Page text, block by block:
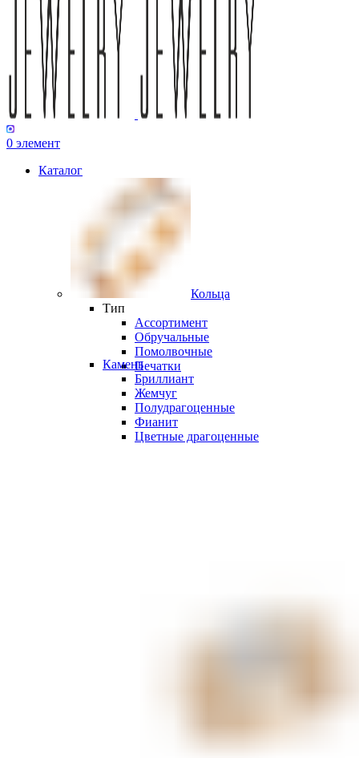
0 элемент
Каталог
Кольца
Тип
Ассортимент
Обручальные
Помолвочные
Печатки
Камень
Бриллиант
Жемчуг
Полудрагоценные
Фианит
Цветные драгоценные